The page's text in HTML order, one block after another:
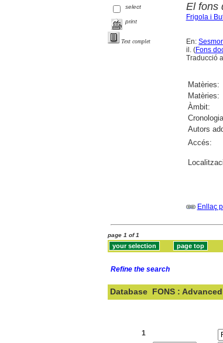
select
print
Text complet
El fons
Frigola i
En:
il. (Fons
Traducció
Matèries:
Matèries:
Àmbit:
Autors
Accés:
Enllaç
page 1 of 1
Refine the search
Database FONS :
1